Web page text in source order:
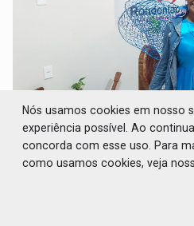
DIA DOS PAIS: Bailarina
celebração gratuita
Nós usamos cookies em nosso
experiência possível. Ao
concorda com esse uso. Para
como usamos cookies, veja